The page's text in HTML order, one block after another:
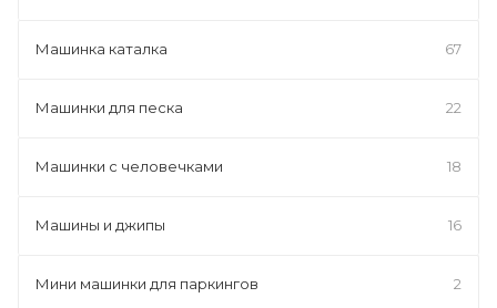
Машинка каталка 67
Машинки для песка 22
Машинки с человечками 18
Машины и джипы 16
Мини машинки для паркингов 2